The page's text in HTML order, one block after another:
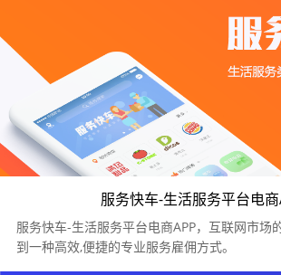
服务快车-生活服务平台电商
服务快车-生活服务平台电商APP，互联网市场
到一种高效,便捷的专业服务雇佣方式。